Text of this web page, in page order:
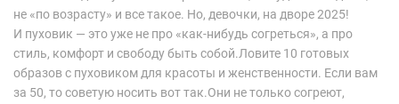
не «по возрасту» и все такое. Но, девочки, на дворе 2025!
И пуховик — это уже не про «как-нибудь согреться», а про
стиль, комфорт и свободу быть собой.Ловите 10 готовых
образов с пуховиком для красоты и женственности. Если вам
за 50, то советую носить вот так.Они не только согреют,